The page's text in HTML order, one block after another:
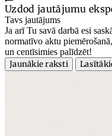
Uzdod jautājumu
Tavs jautājums
Ja arī Tu savā darbā esi
normatīvo aktu
un centīsimies palīdzēt!
Jaunākie raksti